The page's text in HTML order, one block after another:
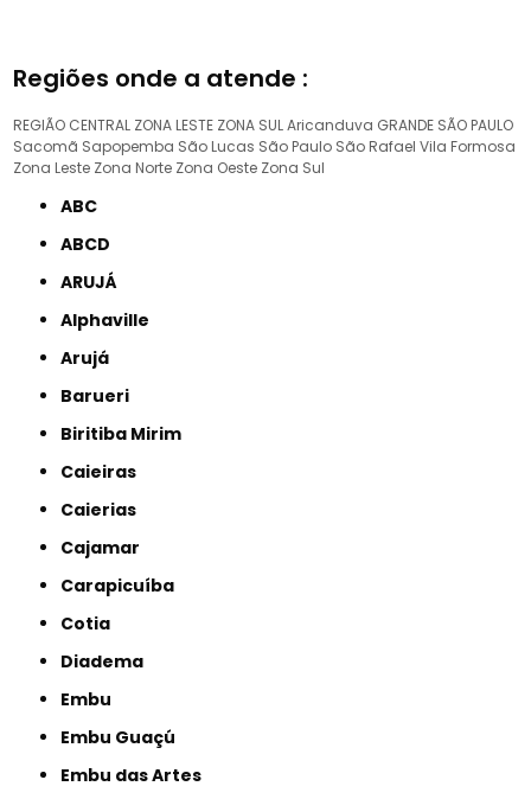
Regiões onde a atende :
REGIÃO CENTRAL ZONA LESTE ZONA SULAricanduva GRANDE SÃO PAULO
Sacomã Sapopemba São Lucas São Paulo São Rafael Vila Formosa
Zona Leste Zona Norte Zona Oeste Zona Sul
ABC
ABCD
ARUJÁ
Alphaville
Arujá
Barueri
Biritiba Mirim
Caieiras
Caierias
Cajamar
Carapicuíba
Cotia
Diadema
Embu
Embu Guaçú
Embu das Artes